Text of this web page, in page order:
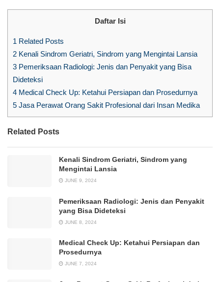
Daftar Isi
1 Related Posts
2 Kenali Sindrom Geriatri, Sindrom yang Mengintai Lansia
3 Pemeriksaan Radiologi: Jenis dan Penyakit yang Bisa
Dideteksi
4 Medical Check Up: Ketahui Persiapan dan Prosedurnya
5 Jasa Perawat Orang Sakit Profesional dari Insan Medika
Related Posts
Kenali Sindrom Geriatri, Sindrom yang
Mengintai Lansia
JUNE 9, 2024
Pemeriksaan Radiologi: Jenis dan Penyakit
yang Bisa Dideteksi
JUNE 8, 2024
Medical Check Up: Ketahui Persiapan dan
Prosedurnya
JUNE 7, 2024